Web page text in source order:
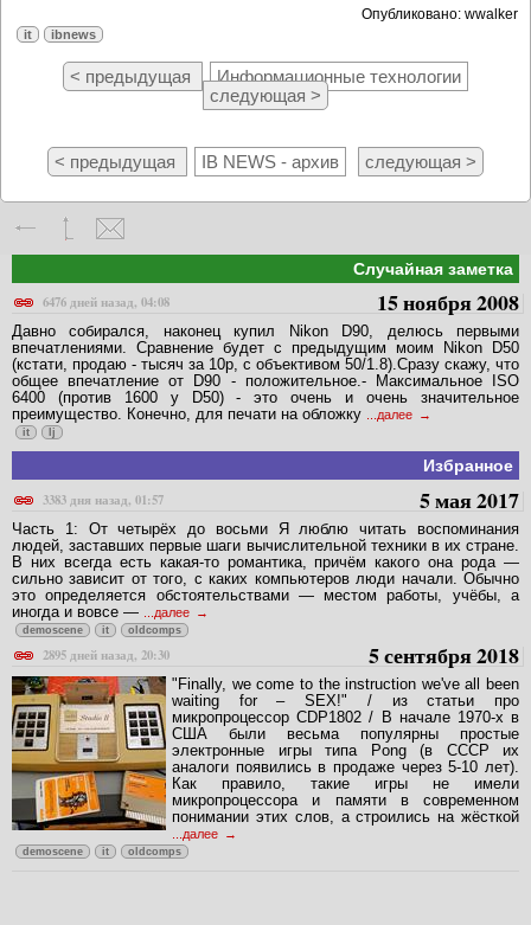
Опубликовано: wwalker
it ibnews
< предыдущая
Информационные технологии
следующая >
< предыдущая IB NEWS - архив следующая >
Случайная заметка
6476 дней назад, 04:08
15 ноября 2008
Давно собирался, наконец купил Nikon D90, делюсь первыми
впечатлениями. Сравнение будет с предыдущим моим Nikon D50
(кстати, продаю - тысяч за 10р, с объективом 50/1.8).Сразу скажу, что
общее впечатление от D90 - положительное.- Максимальное ISO
6400 (против 1600 у D50) - это очень и очень значительное
преимущество. Конечно, для печати на обложку
...далее
it lj
Избранное
3383 дня назад, 01:57
5 мая 2017
Часть 1: От четырёх до восьми Я люблю читать воспоминания
людей, заставших первые шаги вычислительной техники в их стране.
В них всегда есть какая-то романтика, причём какого она рода —
сильно зависит от того, с каких компьютеров люди начали. Обычно
это определяется обстоятельствами — местом работы, учёбы, а
иногда и вовсе —
...далее
demoscene it oldcomps
2895 дней назад, 20:30 5 сентября 2018
"Finally, we come to the instruction we've all been
waiting for – SEX!" / из статьи про
микропроцессор CDP1802 / В начале 1970-х в
США были весьма популярны простые
электронные игры типа Pong (в СССР их
аналоги появились в продаже через 5-10 лет).
Как правило, такие игры не имели
микропроцессора и памяти в современном
понимании этих слов, а строились на жёсткой
...далее
demoscene it oldcomps